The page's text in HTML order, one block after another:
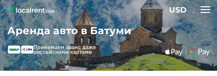
USD
Аренда авто в Батуми
Принимаем аванс даже
российскими картами